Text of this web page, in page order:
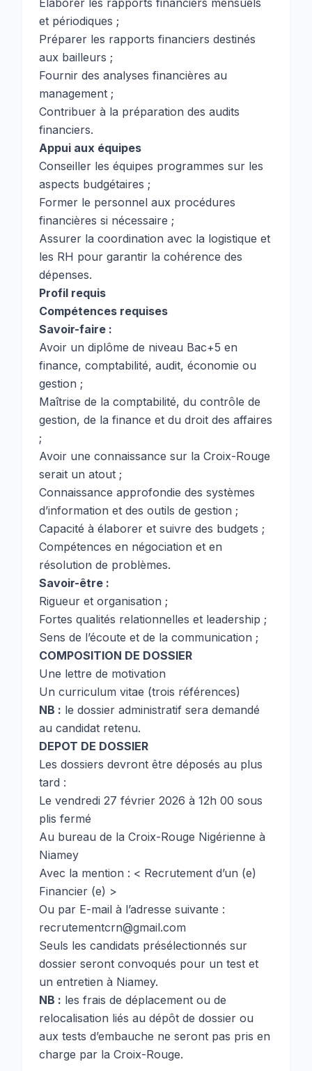
Élaborer les rapports financiers mensuels
et périodiques ;
Préparer les rapports financiers destinés
aux bailleurs ;
Fournir des analyses financières au
management ;
Contribuer à la préparation des audits
financiers.
Appui aux équipes
Conseiller les équipes programmes sur les
aspects budgétaires ;
Former le personnel aux procédures
financières si nécessaire ;
Assurer la coordination avec la logistique et
les RH pour garantir la cohérence des
dépenses.
Profil requis
Compétences requises
Savoir-faire :
Avoir un diplôme de niveau Bac+5 en
finance, comptabilité, audit, économie ou
gestion ;
Maîtrise de la comptabilité, du contrôle de
gestion, de la finance et du droit des affaires
;
Avoir une connaissance sur la Croix-Rouge
serait un atout ;
Connaissance approfondie des systèmes
d’information et des outils de gestion ;
Capacité à élaborer et suivre des budgets ;
Compétences en négociation et en
résolution de problèmes.
Savoir-être :
Rigueur et organisation ;
Fortes qualités relationnelles et leadership ;
Sens de l’écoute et de la communication ;
COMPOSITION DE DOSSIER
Une lettre de motivation
Un curriculum vitae (trois références)
NB : le dossier administratif sera demandé
au candidat retenu.
DEPOT DE DOSSIER
Les dossiers devront être déposés au plus
tard :
Le vendredi 27 février 2026 à 12h 00 sous
plis fermé
Au bureau de la Croix-Rouge Nigérienne à
Niamey
Avec la mention : < Recrutement d’un (e)
Financier (e) >
Ou par E-mail à l’adresse suivante :
recrutementcrn@gmail.com
Seuls les candidats présélectionnés sur
dossier seront convoqués pour un test et
un entretien à Niamey.
NB : les frais de déplacement ou de
relocalisation liés au dépôt de dossier ou
aux tests d’embauche ne seront pas pris en
charge par la Croix-Rouge.